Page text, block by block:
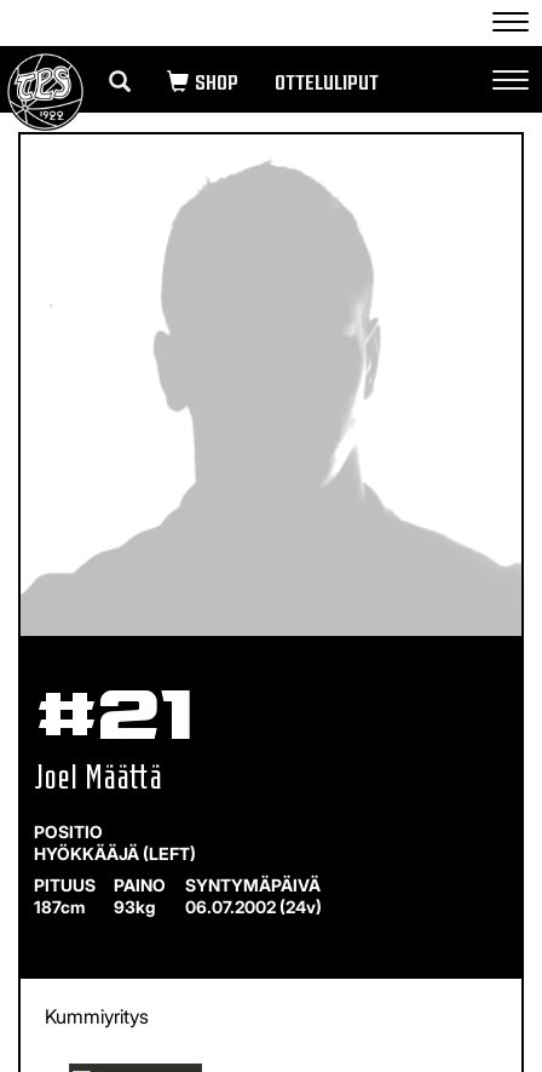
OTTELULIPUT
#21
Joel Määttä
HYÖKKÄÄJÄ (LEFT)
187cm 93kg 06.07.2002 (24v)
Kummiyritys